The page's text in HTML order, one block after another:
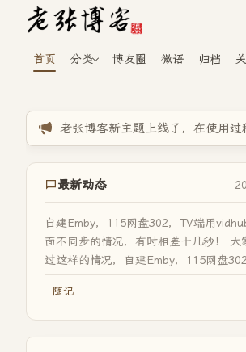
首页 分类 博友圈 微语 归档
最新动态
自建Emby，115网盘302，TV端用
面不同步的情况，有时相差十几秒！ 大
过这样的情况，自建Emby，115网盘
小幻端看正常，平板用vidhub...
随记